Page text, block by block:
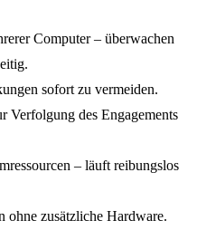
Computer – überwachen
sofort zu vermeiden.
Verfolgung des Engagements
– läuft reibungslos
ohne zusätzliche Hardware.